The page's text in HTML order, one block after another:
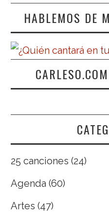
HABLEMOS DE
25 canciones (24)
Agenda (60)
Artes (47)